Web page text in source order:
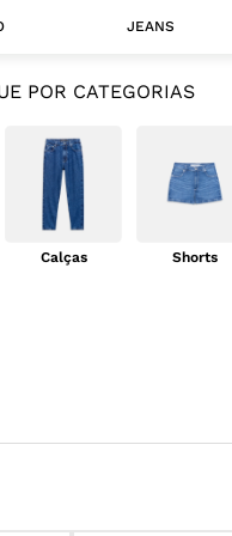
JEANS
POR CATEGORIAS
Calças Shorts